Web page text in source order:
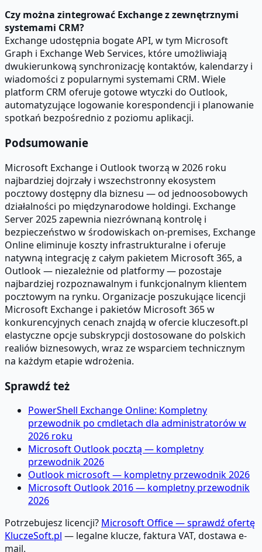
Czy można zintegrować Exchange z zewnętrznymi
systemami CRM?
Exchange udostępnia bogate API, w tym Microsoft
Graph i Exchange Web Services, które umożliwiają
dwukierunkową synchronizację kontaktów, kalendarzy i
wiadomości z popularnymi systemami CRM. Wiele
platform CRM oferuje gotowe wtyczki do Outlook,
automatyzujące logowanie korespondencji i planowanie
spotkań bezpośrednio z poziomu aplikacji.
Podsumowanie
Microsoft Exchange i Outlook tworzą w 2026 roku
najbardziej dojrzały i wszechstronny ekosystem
pocztowy dostępny dla biznesu — od jednoosobowych
działalności po międzynarodowe holdingi. Exchange
Server 2025 zapewnia niezrównaną kontrolę i
bezpieczeństwo w środowiskach on-premises, Exchange
Online eliminuje koszty infrastrukturalne i oferuje
natywną integrację z całym pakietem Microsoft 365, a
Outlook — niezależnie od platformy — pozostaje
najbardziej rozpoznawalnym i funkcjonalnym klientem
pocztowym na rynku. Organizacje poszukujące licencji
Microsoft Exchange i pakietów Microsoft 365 w
konkurencyjnych cenach znajdą w ofercie kluczesoft.pl
elastyczne opcje subskrypcji dostosowane do polskich
realiów biznesowych, wraz ze wsparciem technicznym
na każdym etapie wdrożenia.
Sprawdź też
PowerShell Exchange Online: Kompletny
przewodnik po cmdletach dla administratorów w
2026 roku
Microsoft Outlook pocztą — kompletny
przewodnik 2026
Outlook microsoft — kompletny przewodnik 2026
Microsoft Outlook 2016 — kompletny przewodnik
2026
Potrzebujesz licencji? Microsoft Office — sprawdź ofertę
KluczeSoft.pl — legalne klucze, faktura VAT, dostawa e-
mail.